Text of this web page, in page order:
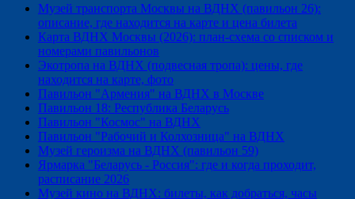
Музей транспорта Москвы на ВДНХ (павильон 26):
описание, где находится на карте и цена билета
Карта ВДНХ Москвы (2026): план-схема со списком и
номерами павильонов
Экотропа на ВДНХ (подвесная тропа): цены, где
находится на карте, фото
Павильон "Армения" на ВДНХ в Москве
Павильон 18: Республика Беларусь
Павильон "Космос" на ВДНХ
Павильон "Рабочий и Колхозница" на ВДНХ
Музей героизма на ВДНХ (павильон 59)
Ярмарка "Беларусь - Россия": где и когда проходит,
расписание 2026
Музей кино на ВДНХ: билеты, как добраться, часы